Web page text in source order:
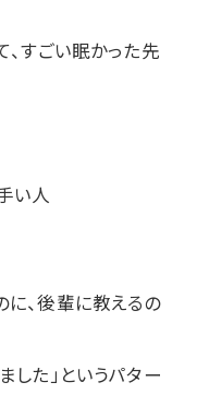
、すごい眠かった先
い人
、後輩に教えるの
した」というパター